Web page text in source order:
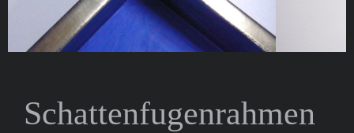
Schattenfugenrahmen